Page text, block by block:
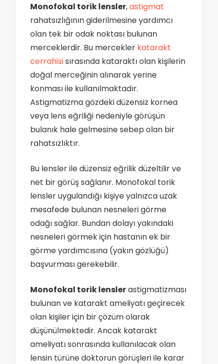
Monofokal torik lensler,astigmat
rahatsızlığının giderilmesine yardımcı
olan tek bir odak noktası bulunan
merceklerdir. Bu mercekler katarakt
cerrahisisırasında kataraktı olan kişilerin
doğal merceğinin alınarak yerine
konması ile kullanılmaktadır.
Astigmatizma gözdeki düzensiz kornea
veya lens eğriliği nedeniyle görüşün
bulanık hale gelmesine sebep olan bir
rahatsızlıktır.
Bu lensler ile düzensiz eğrilik düzeltilir ve
net bir görüş sağlanır. Monofokal torik
lensler uygulandığı kişiye yalnızca uzak
mesafede bulunan nesneleri görme
odağı sağlar. Bundan dolayı yakındaki
nesneleri görmek için hastanın ek bir
görme yardımcısına (yakın gözlüğü)
başvurması gerekebilir.
Monofokal torik lenslerastigmatizması
bulunan ve katarakt ameliyatı geçirecek
olan kişiler için bir çözüm olarak
düşünülmektedir. Ancak katarakt
ameliyatı sonrasında kullanılacak olan
lensin türüne doktorun görüşleri ile karar